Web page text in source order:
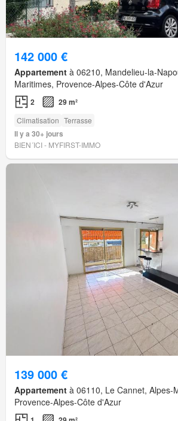
142 000 €
Appartement à 06210, Mandelieu-la-
Maritimes, Provence-Alpes-Côte d'Azur
2 29 m²
Climatisation Terrasse
Il y a 30+ jours
BIEN´ICI - MYFIRST-IMMO
139 000 €
Appartement à 06110, Le Cannet, Alpes-
Provence-Alpes-Côte d'Azur